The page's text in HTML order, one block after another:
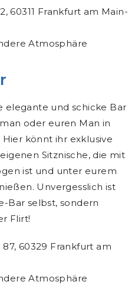
60311 Frankfurt am Main-
Atmosphäre
elegante und schicke Bar
oder euren Man in
könnt ihr exklusive
Sitznische, die mit
ist und unter eurem
Unvergesslich ist
Bar selbst, sondern
Flirt!
60329 Frankfurt am
Atmosphäre